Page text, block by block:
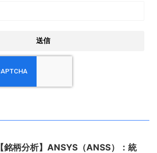
【銘柄分析】ANSYS（ANSS）：統